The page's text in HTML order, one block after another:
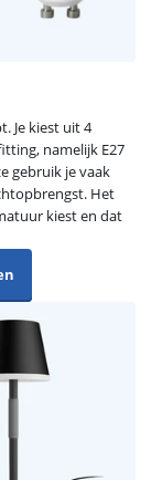
Je kiest uit 4
namelijk E27
gebruik je vaak
Het
kiest en dat